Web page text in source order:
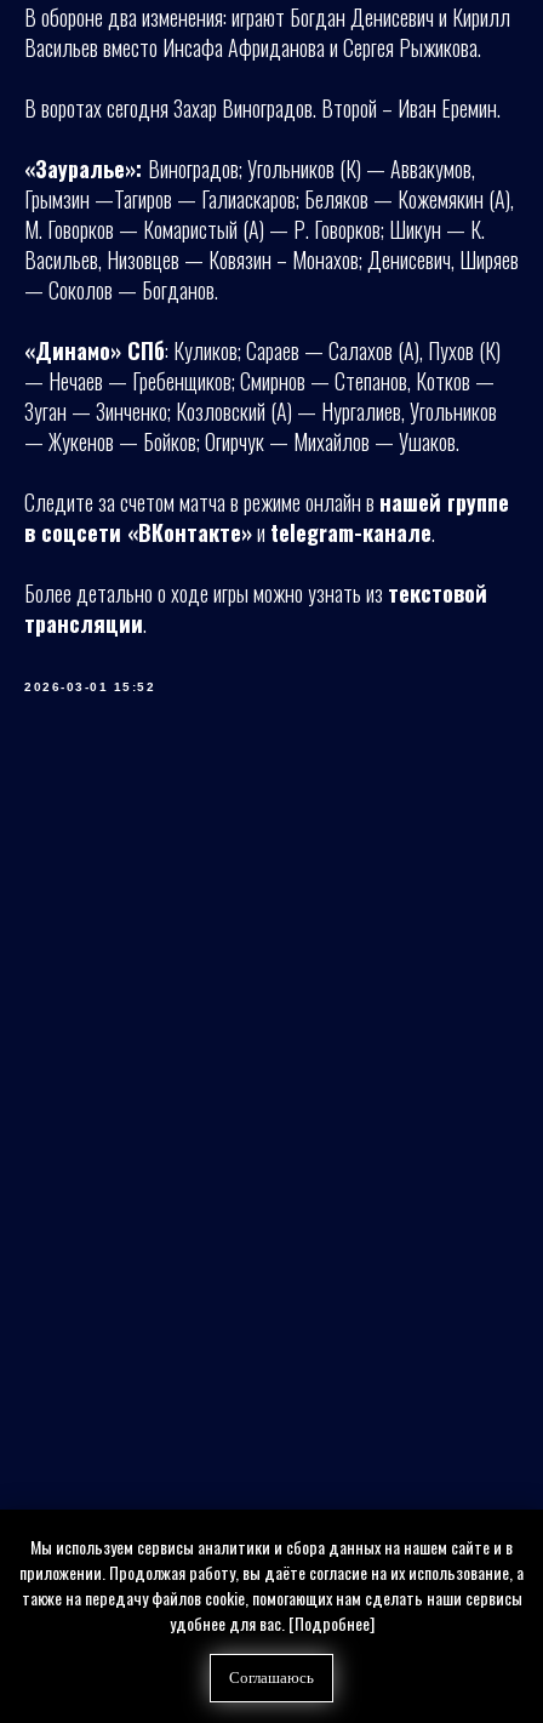
Мы используем сервисы аналитики и сбора данных на нашем сайте и в
приложении. Продолжая работу, вы даёте согласие на их использование, а
также на передачу файлов cookie, помогающих нам сделать наши сервисы
удобнее для вас.[Подробнее]
Соглашаюсь
В обороне два изменения: играют Богдан Денисевич и Кирилл
Васильев вместо Инсафа Африданова и Сергея Рыжикова.
В воротах сегодня Захар Виноградов. Второй – Иван Еремин.
«Зауралье»: Виноградов; Угольников (К) — Аввакумов,
Грымзин —Тагиров — Галиаскаров; Беляков — Кожемякин (А),
М. Говорков — Комаристый (А) — Р. Говорков; Шикун — К.
Васильев, Низовцев — Ковязин – Монахов; Денисевич, Ширяев
— Соколов — Богданов.
«Динамо» СПб: Куликов; Сараев — Салахов (А), Пухов (К)
— Нечаев — Гребенщиков; Смирнов — Степанов, Котков —
Зуган — Зинченко; Козловский (А) — Нургалиев, Угольников
— Жукенов — Бойков; Огирчук — Михайлов — Ушаков.
Следите за счетом матча в режиме онлайн в нашей группе
в соцсети «ВКонтакте»и telegram-канале.
Более детально о ходе игры можно узнать из текстовой
трансляции.
2026-03-01 15:52